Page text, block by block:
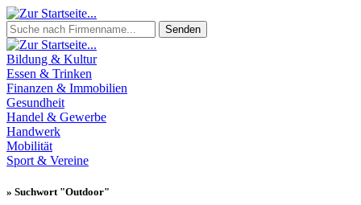
Senden
Bildung & Kultur
Essen & Trinken
Finanzen & Immobilien
Gesundheit
Handel & Gewerbe
Handwerk
Mobilität
Sport & Vereine
» Suchwort "Outdoor"